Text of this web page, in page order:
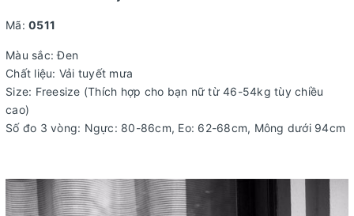
Mã: 0511
Màu sắc: Đen
Chất liệu: Vải tuyết mưa
Size: Freesize (Thích hợp cho bạn nữ từ 46-54kg tùy chiều
cao)
Số đo 3 vòng: Ngực: 80-86cm, Eo: 62-68cm, Mông dưới 94cm